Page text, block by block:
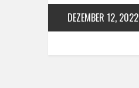
DEZEMBER 12, 2022